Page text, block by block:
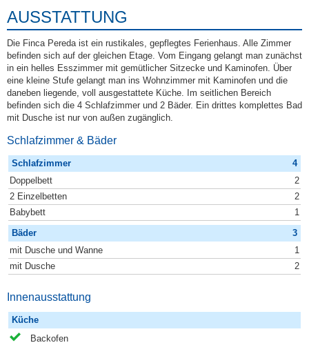
AUSSTATTUNG
Die Finca Pereda ist ein rustikales, gepflegtes Ferienhaus. Alle Zimmer
befinden sich auf der gleichen Etage. Vom Eingang gelangt man zunächst
in ein helles Esszimmer mit gemütlicher Sitzecke und Kaminofen. Über
eine kleine Stufe gelangt man ins Wohnzimmer mit Kaminofen und die
daneben liegende, voll ausgestattete Küche. Im seitlichen Bereich
befinden sich die 4 Schlafzimmer und 2 Bäder. Ein drittes komplettes Bad
mit Dusche ist nur von außen zugänglich.
Schlafzimmer & Bäder
Schlafzimmer
4
Doppelbett
2
2 Einzelbetten
2
Babybett
1
Bäder
3
mit Dusche und Wanne
1
mit Dusche
2
Innenausstattung
Küche
Backofen